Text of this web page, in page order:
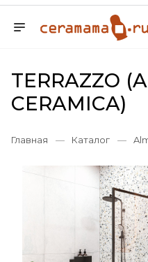
TERRAZZO
CERAMICA)
Главная — Каталог —